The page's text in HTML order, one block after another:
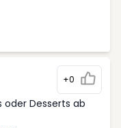
+0
oder Desserts ab